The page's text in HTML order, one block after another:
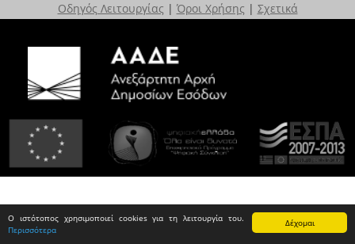
Δέχομαι
Ο ιστότοπος χρησιμοποιεί cookies για τη λειτουργία του.
Περισσότερα
Οδηγός Λειτουργίας | Όροι Χρήσης | Σχετικά